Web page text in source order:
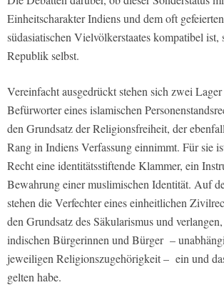
Einheitscharakter Indiens und dem oft
südasiatischen Vielvölkerstaates kompatibel
Republik selbst.
Vereinfacht ausgedrückt stehen sich zwei
Befürworter eines islamischen
den Grundsatz der Religionsfreiheit, der
Rang in Indiens Verfassung einnimmt. Für sie
Recht eine identitätsstiftende Klammer, ein
Bewahrung einer muslimischen Identität. Auf
stehen die Verfechter eines einheitlichen
den Grundsatz des Säkularismus und
indischen Bürgerinnen und Bürger –
jeweiligen Religionszugehörigkeit – ein und
gelten habe.